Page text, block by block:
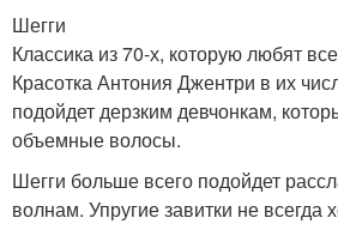
Шегги
Классика из 70-х, которую любят
Красотка Антония Джентри в их
подойдет дерзким девчонкам,
объемные волосы.
Шегги больше всего подойдет
волнам. Упругие завитки не всегда